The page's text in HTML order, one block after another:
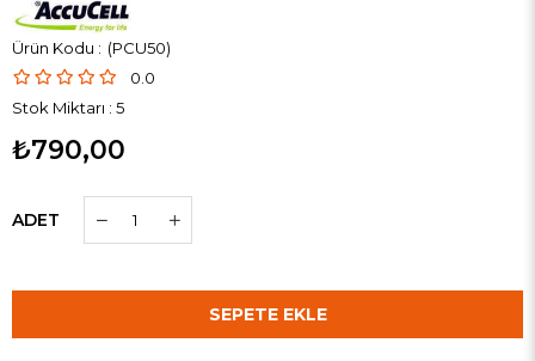
(PCU50)
0.0
Stok Miktarı : 5
₺790,00
ADET